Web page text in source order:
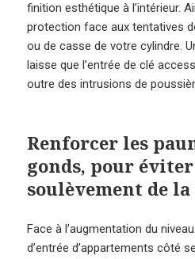
finition esthétique à l’intérieur.
protection face aux tentatives
ou de casse de votre cylindre.
laisse que l’entrée de clé
outre des intrusions de
Renforcer les
gonds, pour
soulèvement de
Face à l’augmentation du
d’entrée d’appartements côté